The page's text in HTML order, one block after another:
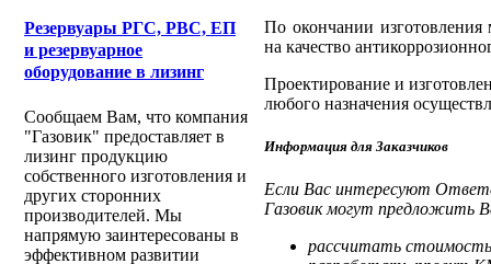
Резервуары РГС, РВС, ЕП
и резервуарное
оборудование в лизинг
Сообщаем Вам, что компания
"Газовик" предоставляет в
лизинг продукцию
собственного изготовления и
других сторонних
производителей. Мы
напрямую заинтересованы в
эффективном развитии
По окончании
на качество
Проектирование и
любого назначения
Информация для Заказчиков
Если Вас интересуют
Газовик могут предложить
рассчитать